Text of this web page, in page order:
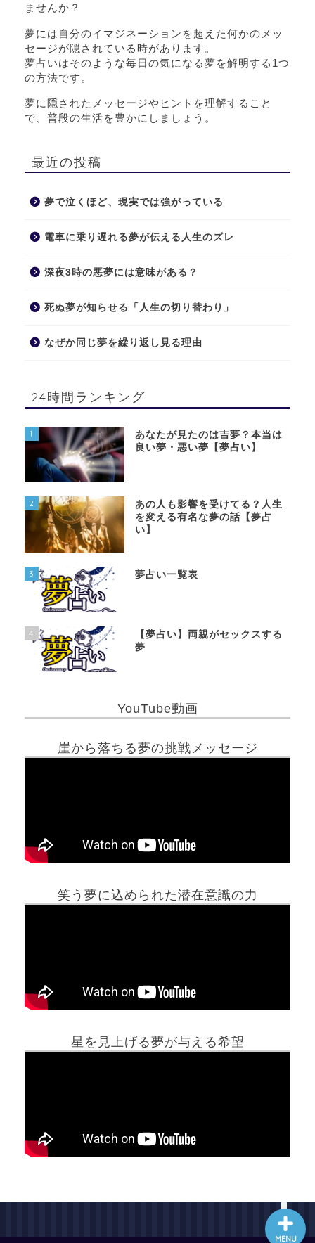
ませんか？
夢には自分のイマジネーションを超えた何かのメッ
セージが隠されている時があります。
夢占いはそのような毎日の気になる夢を解明する1つ
の方法です。
夢に隠されたメッセージやヒントを理解すること
で、普段の生活を豊かにしましょう。
最近の投稿
夢で泣くほど、現実では強がっている
電車に乗り遅れる夢が伝える人生のズレ
深夜3時の悪夢には意味がある？
死ぬ夢が知らせる「人生の切り替わり」
なぜか同じ夢を繰り返し見る理由
24時間ランキング
1
あなたが見たのは吉夢？本当は
良い夢・悪い夢【夢占い】
2
あの人も影響を受けてる？人生
を変える有名な夢の話【夢占
い】
3 夢占い一覧表
4
【夢占い】両親がセックスする
夢
YouTube動画
崖から落ちる夢の挑戦メッセージ
笑う夢に込められた潜在意識の力
星を見上げる夢が与える希望
MENU
ホーム
最新記事動画